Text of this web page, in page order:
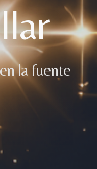
la fuente